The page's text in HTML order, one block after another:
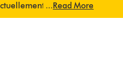
être
solution rapide.Vous
dans les
...Read More